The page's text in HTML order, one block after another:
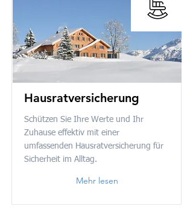
Hausratversicherung
Schützen Sie Ihre Werte und Ihr
Zuhause effektiv mit einer
umfassenden Hausratversicherung für
Sicherheit im Alltag.
Mehr lesen